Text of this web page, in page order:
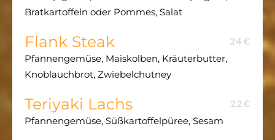
Bratkartoffeln oder Pommes, Salat
Flank Steak
24€
Pfannengemüse, Maiskolben, Kräuterbutter,
Knoblauchbrot, Zwiebelchutney
Teriyaki Lachs
22€
Pfannengemüse, Süßkartoffelpüree, Sesam